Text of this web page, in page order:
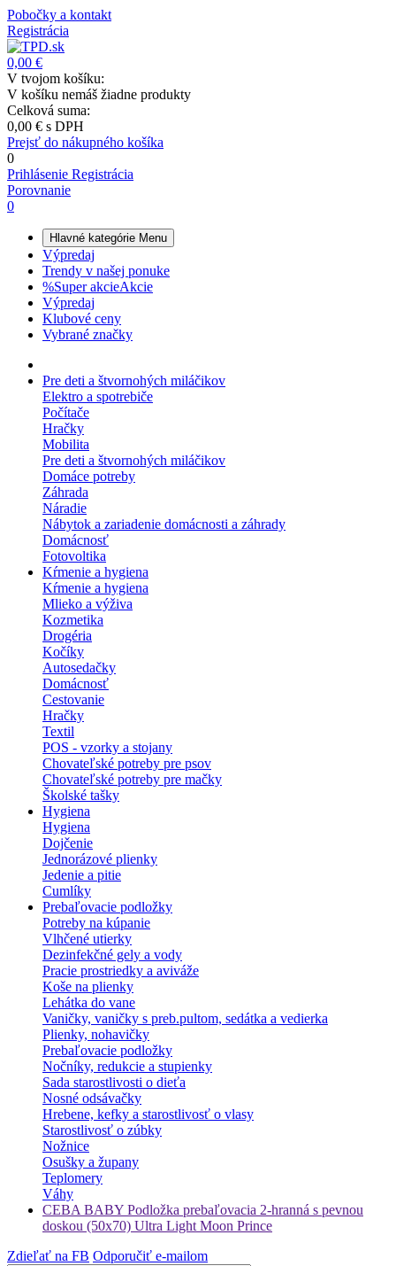
Pobočky a kontakt
Registrácia
0,00 €
V tvojom košíku:
V košíku nemáš žiadne produkty
Celková suma:
0,00 € s DPH
Prejsť do nákupného košíka
0
Prihlásenie Registrácia
Porovnanie
0
Hlavné kategórie Menu
Výpredaj
Trendy v našej ponuke
%Super akcieAkcie
Výpredaj
Klubové ceny
Vybrané značky
Pre deti a štvornohých miláčikov
Elektro a spotrebiče
Počítače
Hračky
Mobilita
Pre deti a štvornohých miláčikov
Domáce potreby
Záhrada
Náradie
Nábytok a zariadenie domácnosti a záhrady
Domácnosť
Fotovoltika
Kŕmenie a hygiena
Kŕmenie a hygiena
Mlieko a výživa
Kozmetika
Drogéria
Kočíky
Autosedačky
Domácnosť
Cestovanie
Hračky
Textil
POS - vzorky a stojany
Chovateľské potreby pre psov
Chovateľské potreby pre mačky
Školské tašky
Hygiena
Hygiena
Dojčenie
Jednorázové plienky
Jedenie a pitie
Cumlíky
Prebaľovacie podložky
Potreby na kúpanie
Vlhčené utierky
Dezinfekčné gely a vody
Pracie prostriedky a aviváže
Koše na plienky
Lehátka do vane
Vaničky, vaničky s preb.pultom, sedátka a vedierka
Plienky, nohavičky
Prebaľovacie podložky
Nočníky, redukcie a stupienky
Sada starostlivosti o dieťa
Nosné odsávačky
Hrebene, kefky a starostlivosť o vlasy
Starostlivosť o zúbky
Nožnice
Osušky a župany
Teplomery
Váhy
CEBA BABY Podložka prebaľovacia 2-hranná s pevnou
doskou (50x70) Ultra Light Moon Prince
Zdieľať na FB Odporučiť e-mailom